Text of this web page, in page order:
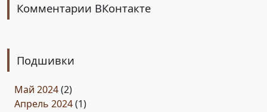
Комментарии ВКонтакте
Подшивки
Май 2024(2)
Апрель 2024(1)